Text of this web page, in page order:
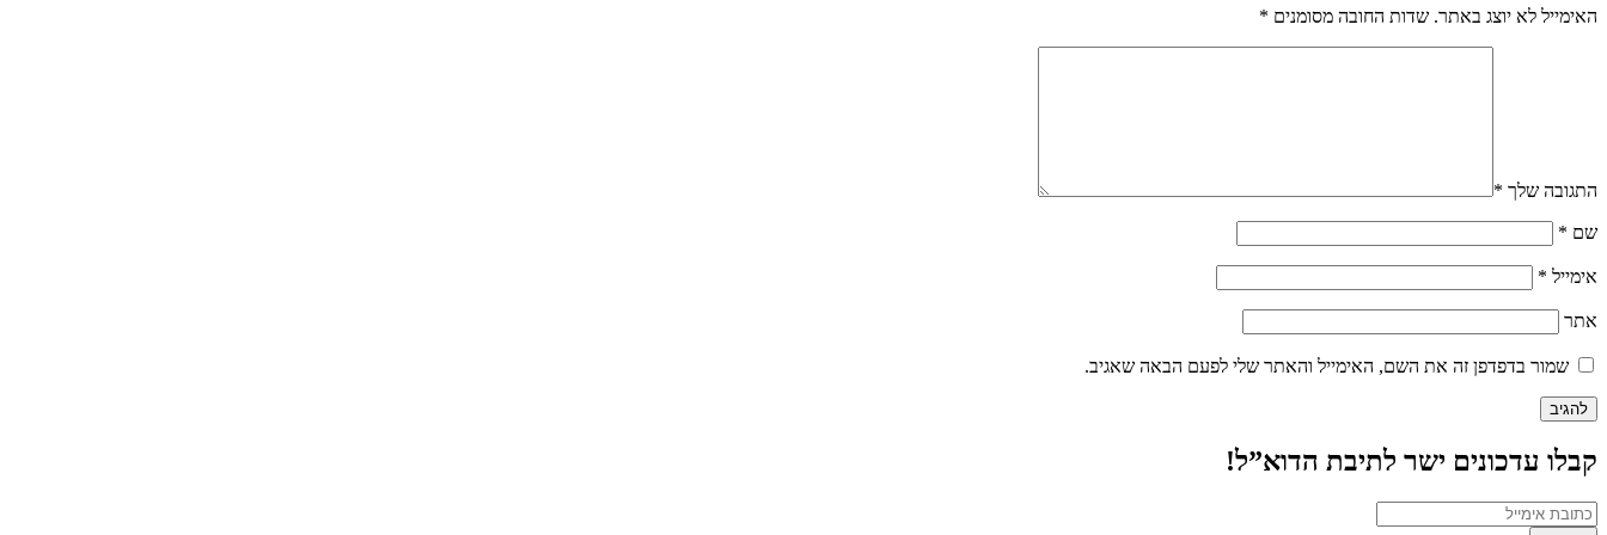
האימייל לא יוצג באתר. שדות החובה מסומנים *
התגובה שלך *
שם *
אימייל *
אתר
שמור בדפדפן זה את השם, האימייל והאתר שלי לפעם הבאה שאגיב.
קבלו עדכונים ישר לתיבת הדוא”ל!